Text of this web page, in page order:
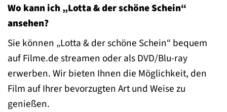
Wo kann ich „Lotta & der schöne Schein“
ansehen?
Sie können „Lotta & der schöne Schein“ bequem
auf Filme.de streamen oder als DVD/Blu-ray
erwerben. Wir bieten Ihnen die Möglichkeit, den
Film auf Ihrer bevorzugten Art und Weise zu
genießen.